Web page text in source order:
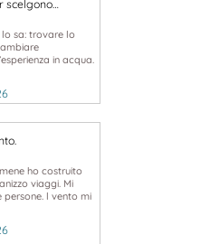
scelgono…
sa: trovare lo
in acqua.
ho costruito
viaggi. Mi
l vento mi